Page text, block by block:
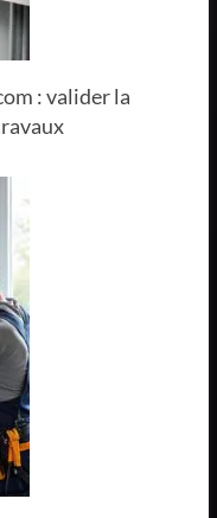
: valider la